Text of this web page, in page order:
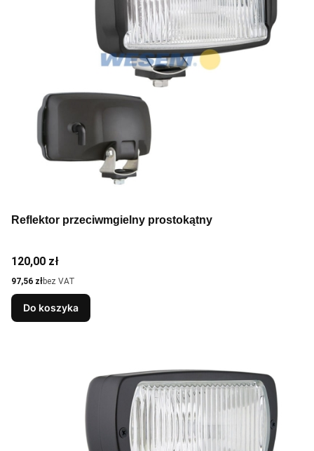
Reflektor przeciwmgielny prostokątny
Cena
120,00 zł
Cena
97,56 złbez VAT
Do koszyka